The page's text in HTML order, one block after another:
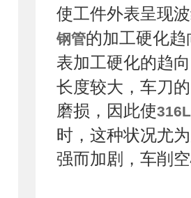
使工件外表呈现
钢管的加工硬化
表加工硬化的趋
长度较大，车刀
磨损，因此使
时，这种状况尤
强而加剧，车削